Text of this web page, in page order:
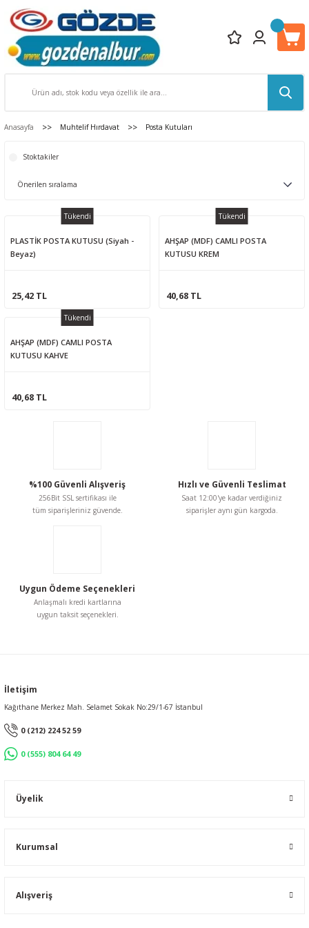
Anasayfa Muhtelif Hırdavat Posta Kutuları
Stoktakiler
Tükendi
PLASTİK POSTA KUTUSU (Siyah -
Beyaz)
25,42 TL
Tükendi
AHŞAP (MDF) CAMLI POSTA
KUTUSU KREM
40,68 TL
Tükendi
AHŞAP (MDF) CAMLI POSTA
KUTUSU KAHVE
40,68 TL
%100 Güvenli Alışveriş
256Bit SSL sertifikası ile
tüm siparişleriniz güvende.
Hızlı ve Güvenli Teslimat
Saat 12:00'ye kadar verdiğiniz
siparişler aynı gün kargoda.
Uygun Ödeme Seçenekleri
Anlaşmalı kredi kartlarına
uygun taksit seçenekleri.
İletişim
Kağıthane Merkez Mah. Selamet Sokak No:29/1-67 İstanbul
0 (212) 224 52 59
0 (555) 804 64 49
Üyelik
Kurumsal
Alışveriş